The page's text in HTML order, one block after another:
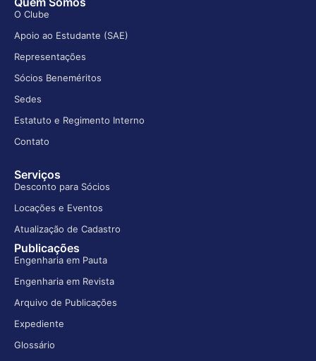
O Clube
Apoio ao Estudante (SAE)
Representações
Sócios Beneméritos
Sedes
Estatuto e Regimento Interno
Contato
Serviços
Desconto para Sócios
Locações e Eventos
Atualização de Cadastro
Publicações
Engenharia em Pauta
Engenharia em Revista
Arquivo de Publicações
Expediente
Glossário